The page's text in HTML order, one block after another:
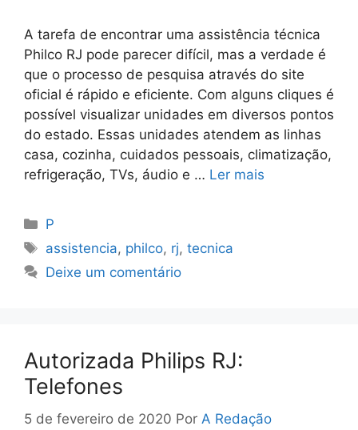
A tarefa de encontrar uma assistência técnica
Philco RJ pode parecer difícil, mas a verdade é
que o processo de pesquisa através do site
oficial é rápido e eficiente. Com alguns cliques é
possível visualizar unidades em diversos pontos
do estado. Essas unidades atendem as linhas
casa, cozinha, cuidados pessoais, climatização,
refrigeração, TVs, áudio e … Ler mais
Categorias
P
Tags
assistencia, philco, rj,tecnica
Deixe um comentário
Autorizada Philips RJ:
Telefones
5 de fevereiro de 2020 Por A Redação